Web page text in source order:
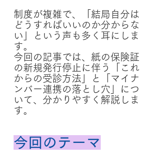
制度が複雑で、「結局自分は
どうすればいいのか分からな
い」という声も多く耳にしま
す。
今回の記事では、紙の保険証
の新規発行停止に伴う「これ
からの受診方法」と「マイナ
ンバー連携の落とし穴」につ
いて、分かりやすく解説しま
す。
今回のテーマ